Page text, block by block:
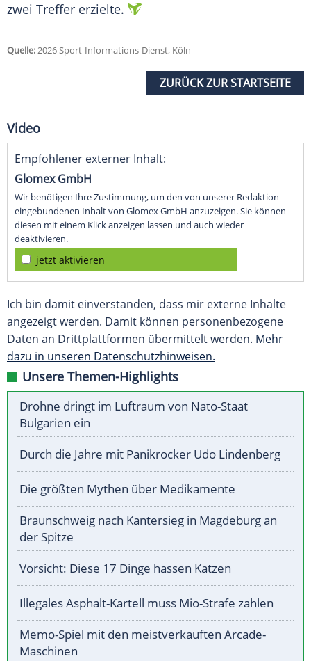
zwei Treffer erzielte.
Quelle:2026 Sport-Informations-Dienst, Köln
ZURÜCK ZUR STARTSEITE
Video
Empfohlener externer Inhalt:
Glomex GmbH
Wir benötigen Ihre Zustimmung, um den von unserer Redaktion
eingebundenen Inhalt von Glomex GmbH anzuzeigen. Sie können
diesen mit einem Klick anzeigen lassen und auch wieder
deaktivieren.
jetzt aktivieren
Ich bin damit einverstanden, dass mir externe Inhalte
angezeigt werden. Damit können personenbezogene
Daten an Drittplattformen übermittelt werden. Mehr
dazu in unseren Datenschutzhinweisen.
Unsere Themen-Highlights
Drohne dringt im Luftraum von Nato-Staat
Bulgarien ein
Durch die Jahre mit Panikrocker Udo Lindenberg
Die größten Mythen über Medikamente
Braunschweig nach Kantersieg in Magdeburg an
der Spitze
Vorsicht: Diese 17 Dinge hassen Katzen
Illegales Asphalt-Kartell muss Mio-Strafe zahlen
Memo-Spiel mit den meistverkauften Arcade-
Maschinen